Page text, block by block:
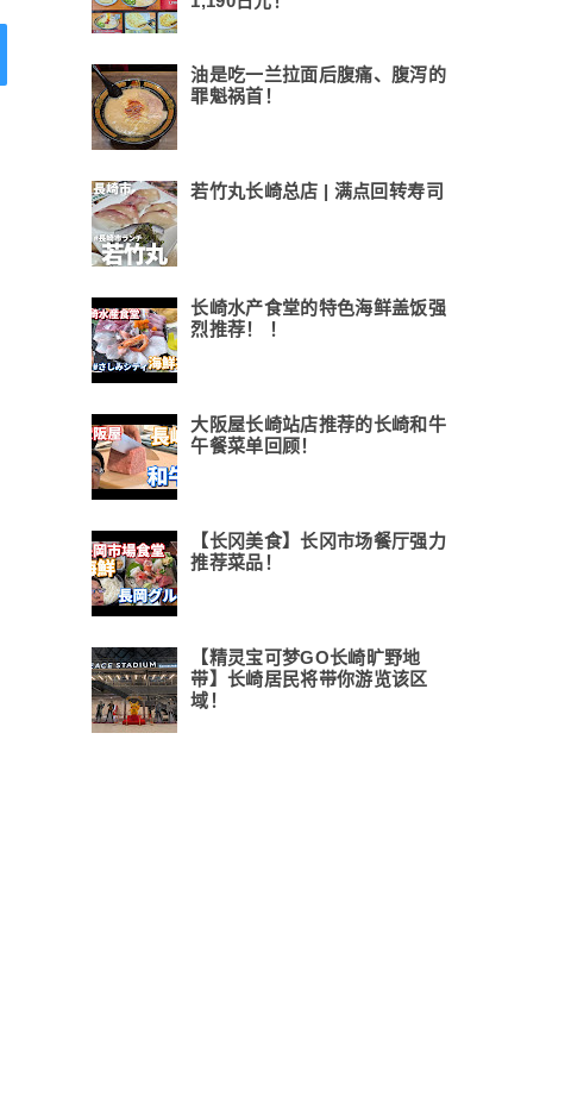
油是吃一兰拉面后腹痛、腹泻的
罪魁祸首！
若竹丸长崎总店 | 满点回转寿司
长崎水产食堂的特色海鲜盖饭强
烈推荐！ ！
大阪屋长崎站店推荐的长崎和牛
午餐菜单回顾！
【长冈美食】长冈市场餐厅强力
推荐菜品！
【精灵宝可梦GO长崎旷野地
带】长崎居民将带你游览该区
域！